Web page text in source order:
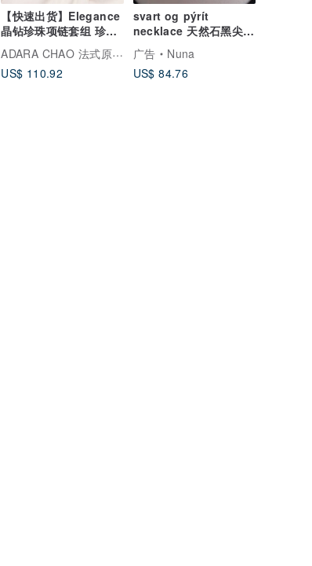
【快速出货】Elegance
晶钻珍珠项链套组 珍珠
项链 Essential系列
ADARA CHAO 法式原创饰品
US$ 110.92
svart og pýrít
necklace 天然石黑尖晶
石 黄铁矿 / 纯银 串珠
广告
Nuna
US$ 84.76